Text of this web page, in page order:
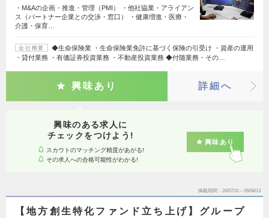
・M&Aの企画・推進・管理（PMI） ・他社協業・アライアン
ス（パートナー企業との交渉・窓口） ・健康増進・医療・
介護・保育…
会社概要
◆生命保険業 ・生命保険業免許に基づく保険の引受け ・資産の運用
・貸付業務 ・有価証券投資業務 ・不動産投資業務 ◆付随業務・その…
興味あり 詳細へ
興味のある求人に
チェックをつけよう!
スカウトのマッチング精度があがる!
その求人への合格可能性がわかる!
興味あり
掲載期間 26/07/31～26/08/13
【地方創生特化ファンド立ち上げ】グループ